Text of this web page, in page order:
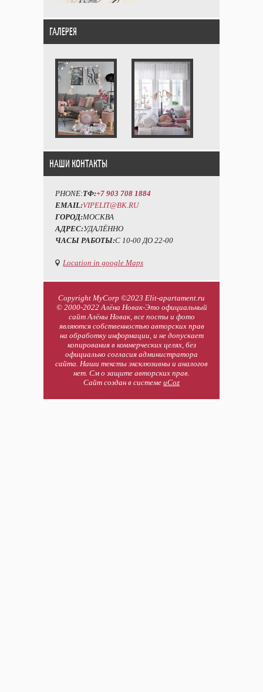
ГАЛЕРЕЯ
НАШИ КОНТАКТЫ
PHONE:ТФ:+7 903 708 1884
EMAIL:VIPELIT@BK.RU
ГОРОД:МОСКВА
АДРЕС:УДАЛЁННО
ЧАСЫ РАБОТЫ:С 10-00 ДО 22-00
Location in google Maps
Copyright MyCorp ©2023 Elit-apartament.ru
© 2000-2022 Алёна Новак-Это официальный
сайт Алёны Новак, все посты и фото
являются собственностью авторских прав
на обработку информации, и не допускает
копирования в коммерческих целях, без
официально согласия администратора
сайта. Наши тексты эксклюзивны и аналогов
нет. См о защите авторских прав.
Сайт создан в системе uCoz